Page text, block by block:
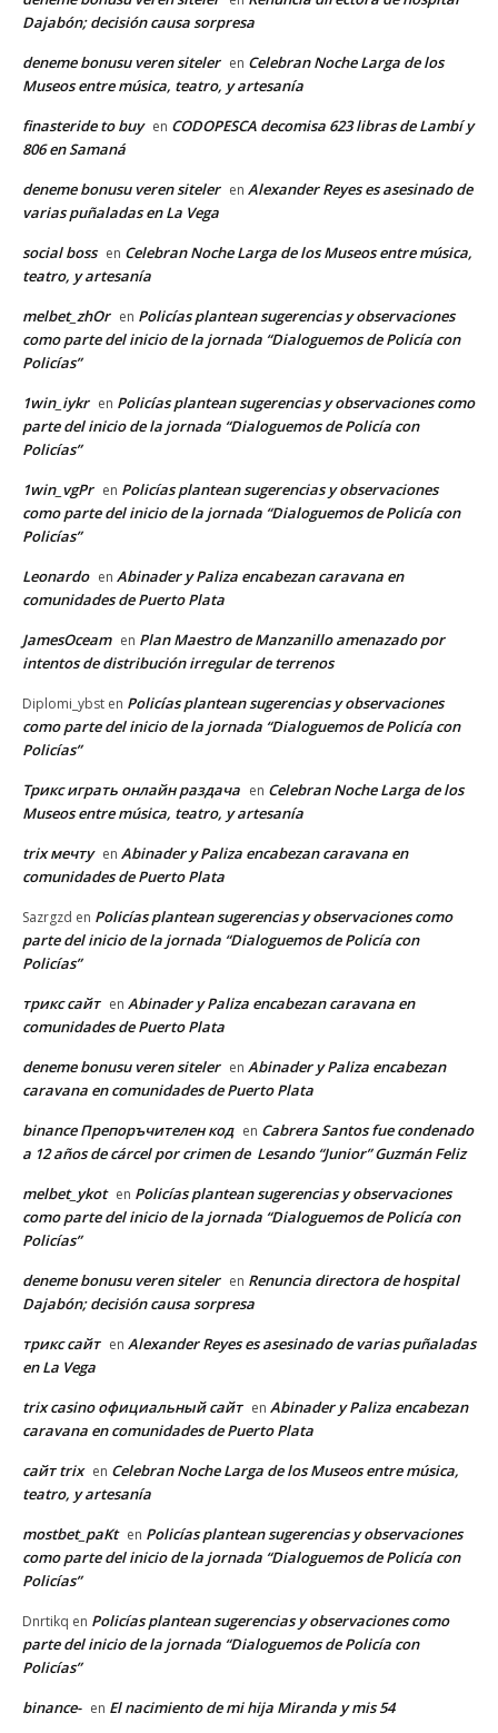
Dajabón; decisión causa sorpresa
deneme bonusu veren siteler en Celebran Noche Larga de los
Museos entre música, teatro, y artesanía
finasteride to buy en CODOPESCA decomisa 623 libras de Lambí y
806 en Samaná
deneme bonusu veren siteler en Alexander Reyes es asesinado de
varias puñaladas en La Vega
social boss en Celebran Noche Larga de los Museos entre música,
teatro, y artesanía
melbet_zhOr en Policías plantean sugerencias y observaciones
como parte del inicio de la jornada “Dialoguemos de Policía con
Policías”
1win_iykr en Policías plantean sugerencias y observaciones como
parte del inicio de la jornada “Dialoguemos de Policía con
Policías”
1win_vgPr en Policías plantean sugerencias y observaciones
como parte del inicio de la jornada “Dialoguemos de Policía con
Policías”
Leonardo en Abinader y Paliza encabezan caravana en
comunidades de Puerto Plata
JamesOceam en Plan Maestro de Manzanillo amenazado por
intentos de distribución irregular de terrenos
Diplomi_ybst en Policías plantean sugerencias y observaciones
como parte del inicio de la jornada “Dialoguemos de Policía con
Policías”
Трикс играть онлайн раздача en Celebran Noche Larga de los
Museos entre música, teatro, y artesanía
trix мечту en Abinader y Paliza encabezan caravana en
comunidades de Puerto Plata
Sazrgzd en Policías plantean sugerencias y observaciones como
parte del inicio de la jornada “Dialoguemos de Policía con
Policías”
трикс сайт en Abinader y Paliza encabezan caravana en
comunidades de Puerto Plata
deneme bonusu veren siteler en Abinader y Paliza encabezan
caravana en comunidades de Puerto Plata
binance Препоръчителен код en Cabrera Santos fue condenado
a 12 años de cárcel por crimen de Lesando “Junior” Guzmán Feliz
melbet_ykot en Policías plantean sugerencias y observaciones
como parte del inicio de la jornada “Dialoguemos de Policía con
Policías”
deneme bonusu veren siteler en Renuncia directora de hospital
Dajabón; decisión causa sorpresa
трикс сайт en Alexander Reyes es asesinado de varias puñaladas
en La Vega
trix casino официальный сайт en Abinader y Paliza encabezan
caravana en comunidades de Puerto Plata
сайт trix en Celebran Noche Larga de los Museos entre música,
teatro, y artesanía
mostbet_paKt en Policías plantean sugerencias y observaciones
como parte del inicio de la jornada “Dialoguemos de Policía con
Policías”
Dnrtikq en Policías plantean sugerencias y observaciones como
parte del inicio de la jornada “Dialoguemos de Policía con
Policías”
binance- en El nacimiento de mi hija Miranda y mis 54